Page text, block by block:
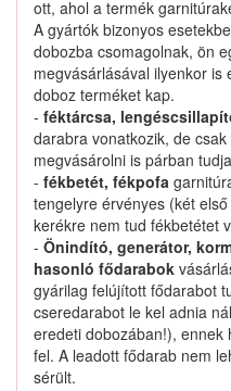
ott, ahol a termék
A gyártók bizonyos
dobozba csomagolnak, ön
megvásárlásával ilyenkor
doboz terméket kap.
- féktárcsa,
darabra vonatkozik, de
megvásárolni is párban
- fékbetét, fékpofa
tengelyre érvényes (két
kerékre nem tud fékbetétet
- Önindító, generátor,
hasonló fődarabok
gyárilag felújított fődarabot
cseredarabot le kel adnia
eredeti dobozában!),
fel. A leadott fődarab nem
sérült.
C Kauffer-cikkszám:
FEBEST 23400-030
Belső átmérő [mm]: 11
Külső átmérő [mm]: 15,8
A termék jelenleg nem
Termékadatlap